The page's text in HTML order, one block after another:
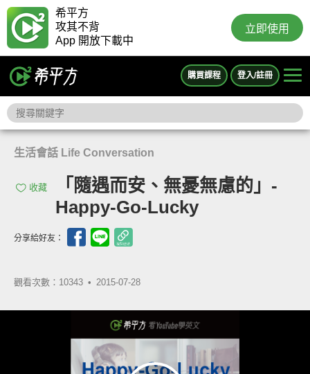
希平方
攻其不背
App 開放下載中
立即使用
購買課程 登入/註冊
生活會話 Life Conversation
收藏
「隨遇而安、無憂無慮的」-
Happy-Go-Lucky
分享給好友：
觀看次數：10343 • 2015-07-28